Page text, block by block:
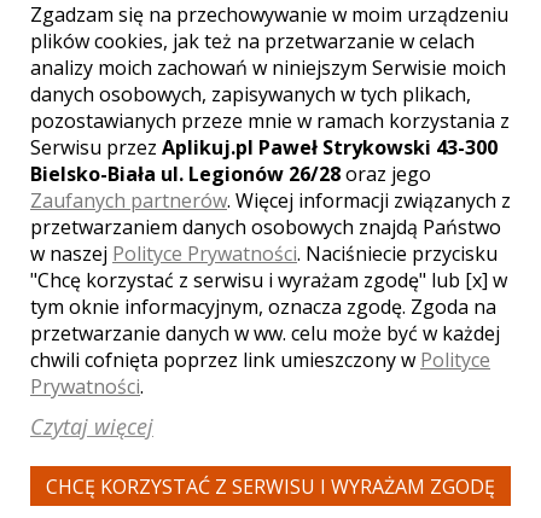
WYŚWIETLEŃ:4339
KOMENTARZY:1
WYŚWIETLEŃ:3227
KOMENTARZY:0
WYŚWIETLEŃ:2120
Zgadzam się na przechowywanie w moim urządzeniu
plików cookies, jak też na przetwarzanie w celach
analizy moich zachowań w niniejszym Serwisie moich
danych osobowych, zapisywanych w tych plikach,
pozostawianych przeze mnie w ramach korzystania z
Serwisu przez Aplikuj.pl Paweł Strykowski 43-300
Bielsko-Biała ul. Legionów 26/28oraz jego
Zaufanych partnerów. Więcej informacji związanych z
przetwarzaniem danych osobowych znajdą Państwo
w naszej Polityce Prywatności. Naciśniecie przycisku
"Chcę korzystać z serwisu i wyrażam zgodę" lub [x] w
tym oknie informacyjnym, oznacza zgodę. Zgoda na
przetwarzanie danych w ww. celu może być w każdej
chwili cofnięta poprzez link umieszczony w Polityce
Prywatności.
Czytaj więcej
CHCĘ KORZYSTAĆ Z SERWISU I WYRAŻAM ZGODĘ